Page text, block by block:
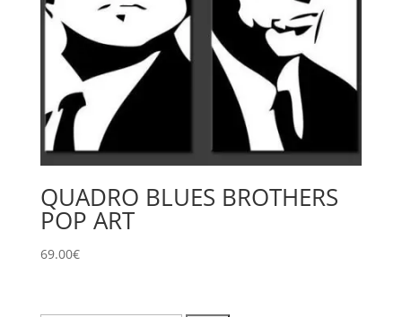
QUADRO BLUES BROTHERS
POP ART
69.00€